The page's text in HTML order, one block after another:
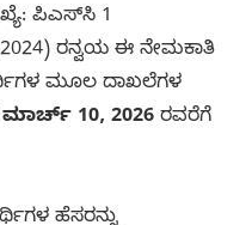
ಪಿಎಸ್‌ಸಿ 1
ರನ್ವಯ ಈ ನೇಮಕಾತಿ
ಮೂಲ ದಾಖಲೆಗಳ
10, 2026 ರವರೆಗೆ
ಹೆಸರನ್ನು